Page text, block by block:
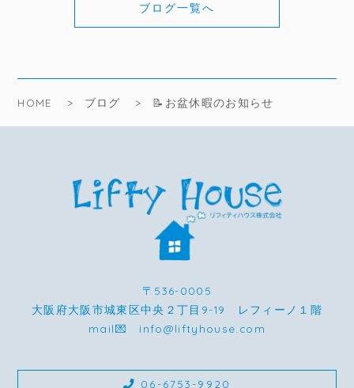
ブログ一覧へ
HOME ブログ 📝お盆休暇のお知らせ
〒536-0005
大阪府大阪市城東区中央２丁目9-19 レフィーノ１階
mail💌 info@liftyhouse.com
06-6753-9920